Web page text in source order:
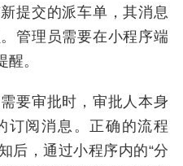
提交的派车单，其消息
管理员需要在小程序端
。
要审批时，审批人本身
订阅消息。正确的流程
后，通过小程序内的“分